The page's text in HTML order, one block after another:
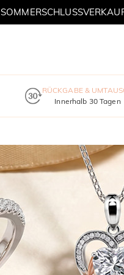
RÜCKGABE &
Innerhalb 30 Tagen